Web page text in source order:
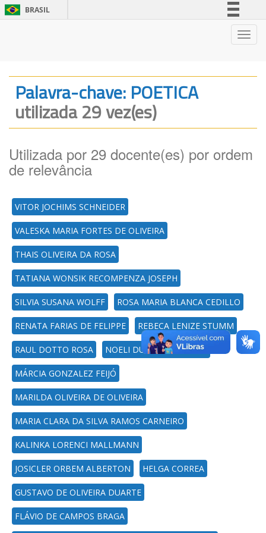
BRASIL
Legislação
Palavra-chave: POETICA
utilizada 29 vez(es)
Utilizada por 29 docente(es) por ordem
de relevância
VITOR JOCHIMS SCHNEIDER
VALESKA MARIA FORTES DE OLIVEIRA
THAIS OLIVEIRA DA ROSA
TATIANA WONSIK RECOMPENZA JOSEPH
SILVIA SUSANA WOLFF ROSA MARIA BLANCA CEDILLO
RENATA FARIAS DE FELIPPE REBECA LENIZE STUMM
RAUL DOTTO ROSA NOELI DUTRA ROSSATTO
MÁRCIA GONZALEZ FEIJÓ
MARILDA OLIVEIRA DE OLIVEIRA
MARIA CLARA DA SILVA RAMOS CARNEIRO
KALINKA LORENCI MALLMANN
JOSICLER ORBEM ALBERTON HELGA CORREA
GUSTAVO DE OLIVEIRA DUARTE
FLÁVIO DE CAMPOS BRAGA